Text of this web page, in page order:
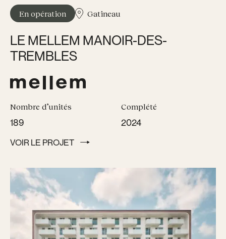
En opération Gatineau
LE MELLEM MANOIR-DES-
TREMBLES
Nombre d’unités
189
Complété
2024
VOIR LE PROJET